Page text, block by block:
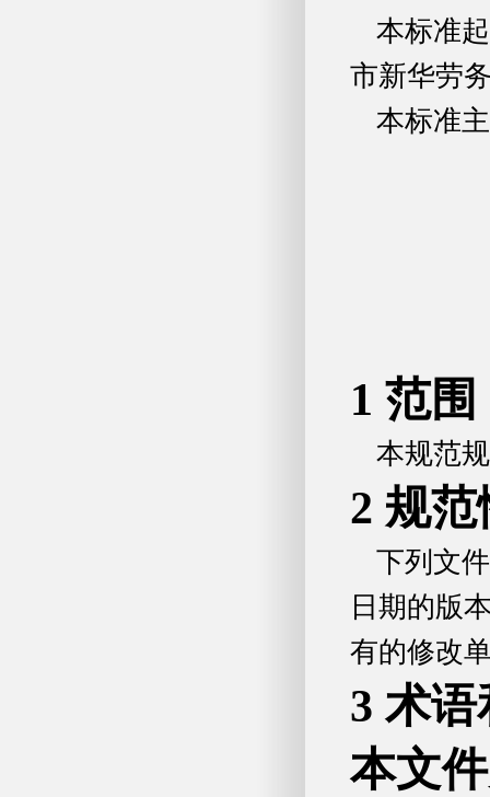
本标准
市新华劳
本标准
1 范围
本规范
2 规
下列文
日期的版
有的修改
3 术
本文